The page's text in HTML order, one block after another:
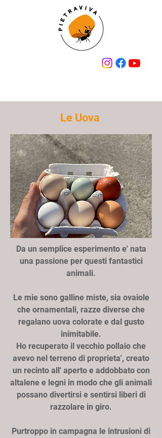
Le Uova
Da un semplice esperimento e' nata
una passione per questi fantastici
animali.
Le mie sono galline miste, sia ovaiole
che ornamentali, razze diverse che
regalano uova colorate e dal gusto
inimitabile.
Ho recuperato il vecchio pollaio che
avevo nel terreno di proprieta', creato
un recinto all' aperto e addobbato con
altalene e legni in modo che gli animali
possano divertirsi e sentirsi liberi di
razzolare in giro.
Purtroppo in campagna le intrusioni di